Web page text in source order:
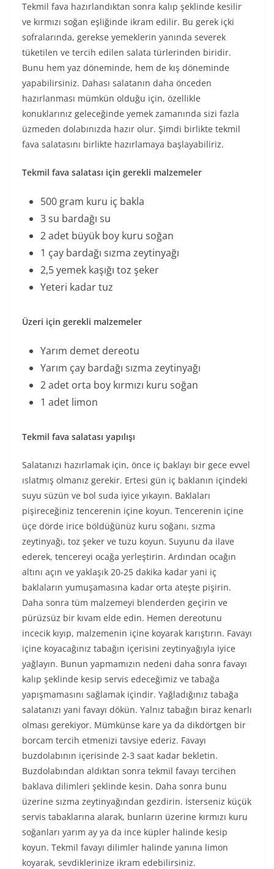
Tekmil fava hazırlandıktan sonra kalıp şeklinde kesilir
ve kırmızı soğan eşliğinde ikram edilir. Bu gerek içki
sofralarında, gerekse yemeklerin yanında severek
tüketilen ve tercih edilen salata türlerinden biridir.
Bunu hem yaz döneminde, hem de kış döneminde
yapabilirsiniz. Dahası salatanın daha önceden
hazırlanması mümkün olduğu için, özellikle
konuklarınız geleceğinde yemek zamanında sizi fazla
üzmeden dolabınızda hazır olur. Şimdi birlikte tekmil
fava salatasını birlikte hazırlamaya başlayabiliriz.
Tekmil fava salatası için gerekli malzemeler
500 gram kuru iç bakla
3 su bardağı su
2 adet büyük boy kuru soğan
1 çay bardağı sızma zeytinyağı
2,5 yemek kaşığı toz şeker
Yeteri kadar tuz
Üzeri için gerekli malzemeler
Yarım demet dereotu
Yarım çay bardağı sızma zeytinyağı
2 adet orta boy kırmızı kuru soğan
1 adet limon
Tekmil fava salatası yapılışı
Salatanızı hazırlamak için, önce iç baklayı bir gece evvel
ıslatmış olmanız gerekir. Ertesi gün iç baklanın içindeki
suyu süzün ve bol suda iyice yıkayın. Baklaları
pişireceğiniz tencerenin içine koyun. Tencerenin içine
üçe dörde irice böldüğünüz kuru soğanı, sızma
zeytinyağı, toz şeker ve tuzu koyun. Suyunu da ilave
ederek, tencereyi ocağa yerleştirin. Ardından ocağın
altını açın ve yaklaşık 20-25 dakika kadar yani iç
baklaların yumuşamasına kadar orta ateşte pişirin.
Daha sonra tüm malzemeyi blenderden geçirin ve
pürüzsüz bir kıvam elde edin. Hemen dereotunu
incecik kıyıp, malzemenin içine koyarak karıştırın. Favayı
içine koyacağınız tabağın içerisini zeytinyağıyla iyice
yağlayın. Bunun yapmamızın nedeni daha sonra favayı
kalıp şeklinde kesip servis edeceğimiz ve tabağa
yapışmamasını sağlamak içindir. Yağladığınız tabağa
salatanızı yani favayı dökün. Yalnız tabağın biraz kenarlı
olması gerekiyor. Mümkünse kare ya da dikdörtgen bir
borcam tercih etmenizi tavsiye ederiz. Favayı
buzdolabının içerisinde 2-3 saat kadar bekletin.
Buzdolabından aldıktan sonra tekmil favayı tercihen
baklava dilimleri şeklinde kesin. Daha sonra bunu
üzerine sızma zeytinyağından gezdirin. İsterseniz küçük
servis tabaklarına alarak, bunların üzerine kırmızı kuru
soğanları yarım ay ya da ince küpler halinde kesip
koyun. Tekmil favayı dilimler halinde yanına limon
koyarak, sevdiklerinize ikram edebilirsiniz.